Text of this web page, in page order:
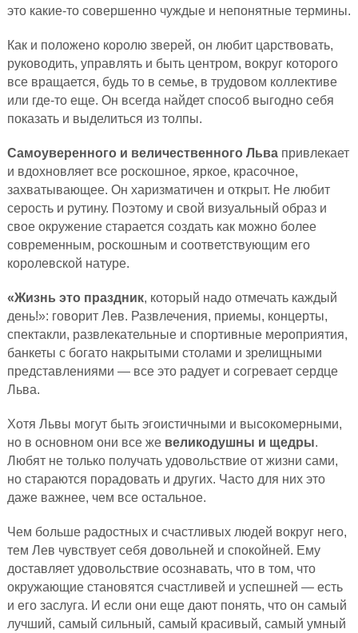
это какие-то совершенно чуждые и непонятные термины.
Как и положено королю зверей, он любит царствовать,
руководить, управлять и быть центром, вокруг которого
все вращается, будь то в семье, в трудовом коллективе
или где-то еще. Он всегда найдет способ выгодно себя
показать и выделиться из толпы.
Самоуверенного и величественного Львапривлекает
и вдохновляет все роскошное, яркое, красочное,
захватывающее. Он харизматичен и открыт. Не любит
серость и рутину. Поэтому и свой визуальный образ и
свое окружение старается создать как можно более
современным, роскошным и соответствующим его
королевской натуре.
«Жизнь это праздник, который надо отмечать каждый
день!»: говорит Лев. Развлечения, приемы, концерты,
спектакли, развлекательные и спортивные мероприятия,
банкеты с богато накрытыми столами и зрелищными
представлениями — все это радует и согревает сердце
Льва.
Хотя Львы могут быть эгоистичными и высокомерными,
но в основном они все же великодушны и щедры.
Любят не только получать удовольствие от жизни сами,
но стараются порадовать и других. Часто для них это
даже важнее, чем все остальное.
Чем больше радостных и счастливых людей вокруг него,
тем Лев чувствует себя довольней и спокойней. Ему
доставляет удовольствие осознавать, что в том, что
окружающие становятся счастливей и успешней — есть
и его заслуга. И если они еще дают понять, что он самый
лучший, самый сильный, самый красивый, самый умный